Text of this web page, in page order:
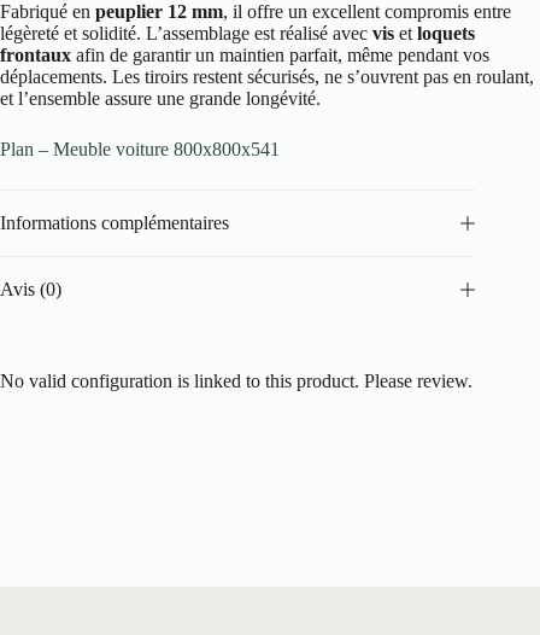
Fabriqué en peuplier 12 mm, il offre un excellent compromis entre
légèreté et solidité. L’assemblage est réalisé avec vis etloquets
frontaux afin de garantir un maintien parfait, même pendant vos
déplacements. Les tiroirs restent sécurisés, ne s’ouvrent pas en roulant,
et l’ensemble assure une grande longévité.
Plan – Meuble voiture 800x800x541
Informations complémentaires
Avis (0)
No valid configuration is linked to this product. Please review.